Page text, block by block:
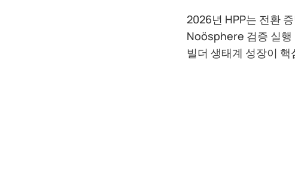
2026년 HPP는 전환
Noösphere 검증 실행
빌더 생태계 성장이